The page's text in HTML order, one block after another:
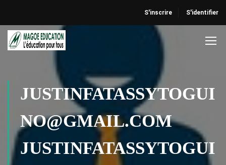
S'inscrire S'identifier
JUSTINFATASSYTOGUI
NO@GMAIL.COM
JUSTINFATASSYTOGUI